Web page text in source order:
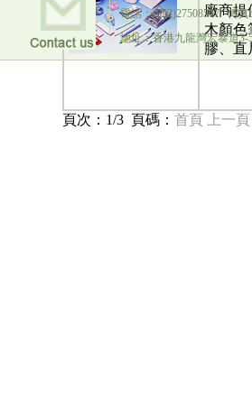
廠商提
木顏色
膠、直
頁次：1/3 頁碼： 首頁 上一
電話：(852)27508567 傳真
地址：香港九龍灣宏泰道3-